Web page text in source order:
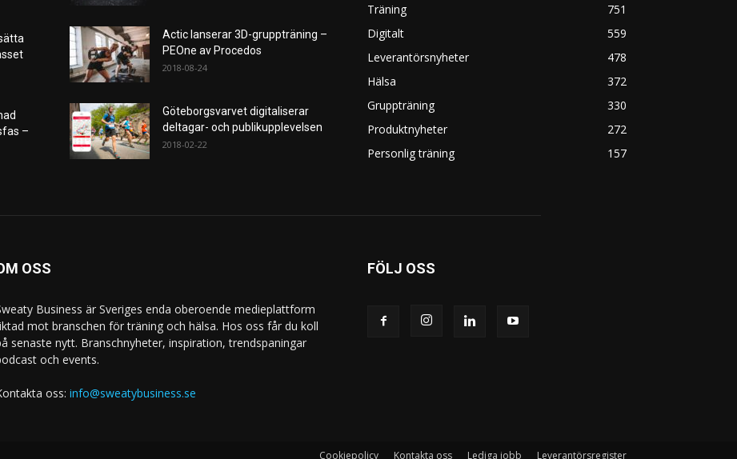
–
Actic lanserar 3D-gruppträning –
PEOne av Procedos
2018-08-24
Göteborgsvarvet digitaliserar
deltagar- och publikupplevelsen
2018-02-22
Träning
751
Digitalt
559
Leverantörsnyheter
478
Hälsa
372
Gruppträning
330
Produktnyheter
272
Personlig träning
157
OSS
Business är Sveriges enda oberoende medieplattform
mot branschen för träning och hälsa. Hos oss får du koll
senaste nytt. Branschnyheter, inspiration, trendspaningar
och events.
oss: info@sweatybusiness.se
FÖLJ OSS
Cookiepolicy Kontakta oss Lediga jobb Leverantörsregister